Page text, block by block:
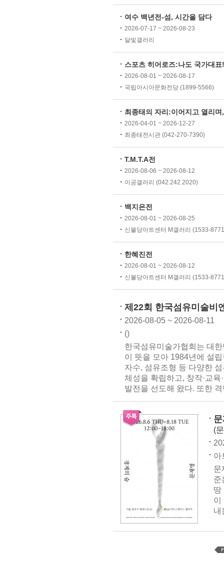
여수 백년전-섬, 시간을 담다
2026-07-17 ~ 2026-08-23
달빛갤러리
스포츠 히어로즈:나도 국가대표!
2026-08-01 ~ 2026-08-17
국립아시아문화전당 (1899-5566)
최종태의 자리:이어지고 열리
2026-04-01 ~ 2026-12-27
최종태전시관 (042-270-7390)
T.M.T.A전
2026-08-06 ~ 2026-08-12
이공갤러리 (042.242.2020)
백지은전
2026-08-01 ~ 2026-08-25
신불당아트센터 M갤러리 (1533-
한혜진전
2026-08-01 ~ 2026-08-12
신불당아트센터 M갤러리 (1533-
제22회 한국섬유미술비
2026-08-05 ~ 2026-08-11
()
한국섬유미술가협회는 대
이 뜻을 모아 1984년에 설
자수, 섬유조형 등 다양한
체성을 확립하고, 창작·교
발전을 선도해 왔다. 또한
(
아
문
준
땅
이
내